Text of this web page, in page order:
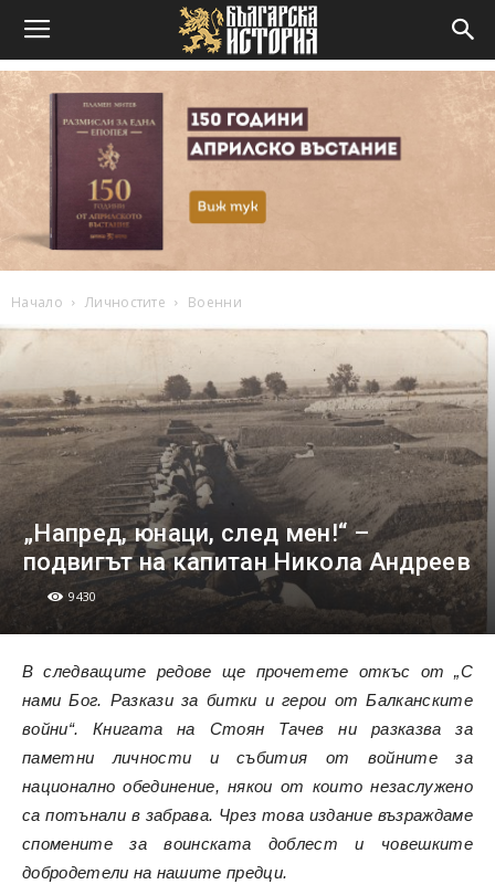
Начало Личностите Военни
„Напред, юнаци, след мен!“ –
подвигът на капитан Никола Андреев
9430
В следващите редове ще прочетете откъс от „С
нами Бог. Разкази за битки и герои от Балканските
войни“. Книгата на Стоян Тачев ни разказва за
паметни личности и събития от войните за
национално обединение, някои от които незаслужено
са потънали в забрава. Чрез това издание възраждаме
спомените за воинската доблест и човешките
добродетели на нашите предци.